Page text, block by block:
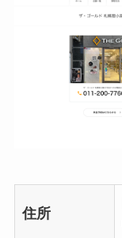
住所